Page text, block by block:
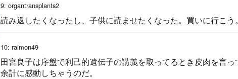
9: organtransplants2
読み返したくなったし、子供に読ませたくなった。買いに行こう。
10: raimon49
田宮良子は序盤で利己的遺伝子の講義を取ってるとき皮肉を言
余計に感動しちゃうのだ。